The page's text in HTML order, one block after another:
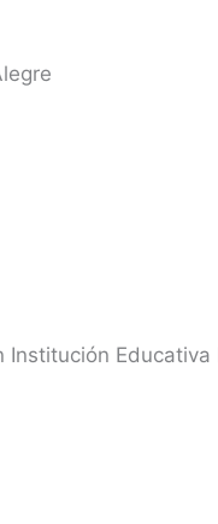
Institución